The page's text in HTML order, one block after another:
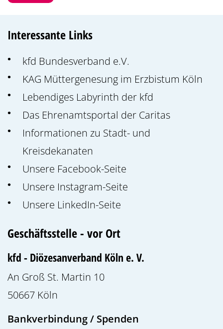
Interessante Links
kfd Bundesverband e.V.
KAG Müttergenesung im Erzbistum Köln
Lebendiges Labyrinth der kfd
Das Ehrenamtsportal der Caritas
Informationen zu Stadt- und
Kreisdekanaten
Unsere Facebook-Seite
Unsere Instagram-Seite
Unsere LinkedIn-Seite
Geschäftsstelle - vor Ort
kfd - Diözesanverband Köln e. V.
An Groß St. Martin 10
50667 Köln
Bankverbindung / Spenden